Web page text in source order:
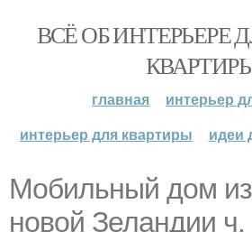
ВСЁ ОБ ИНТЕРЬЕРЕ
главная
интерьер
интерьер для квартиры
идеи
Мобильный дом
новой Зеландии ч.